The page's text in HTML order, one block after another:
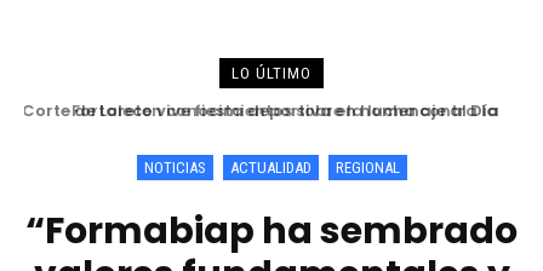
LO ÚLTIMO
Fortalecen conocimientos sobre la lucha contra la
Corte de Loreto
NOTICIAS ACTUALIDAD REGIONAL
“Formabiap ha sembrado